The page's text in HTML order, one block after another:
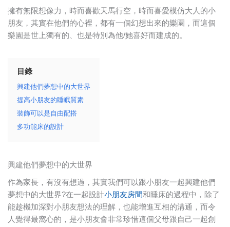
擁有無限想像力，時而喜歡天馬行空，時而喜愛模仿大人的小
朋友，其實在他們的心裡，都有一個幻想出來的樂園，而這個
樂園是世上獨有的、也是特別為他/她喜好而建成的。
目錄
興建他們夢想中的大世界
提高小朋友的睡眠質素
裝飾可以是自由配搭
多功能床的設計
興建他們夢想中的大世界
作為家長，有沒有想過，其實我們可以跟小朋友一起興建他們
夢想中的大世界?在一起設計小朋友房間和睡床的過程中，除了
能趁機加深對小朋友想法的理解，也能增進互相的溝通，而令
人覺得最窩心的，是小朋友會非常珍惜這個父母跟自己一起創